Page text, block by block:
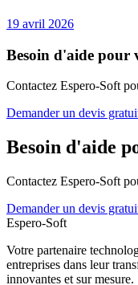
19 avril 2026
Besoin d'aide pour
Contactez Espero-Soft
Demander un devis
Besoin d'aide
Contactez Espero-Soft
Demander un devis
Espero-Soft
Votre partenaire
entreprises dans leur
innovantes et sur mesure.